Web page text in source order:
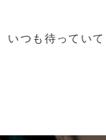
いつも待ってい